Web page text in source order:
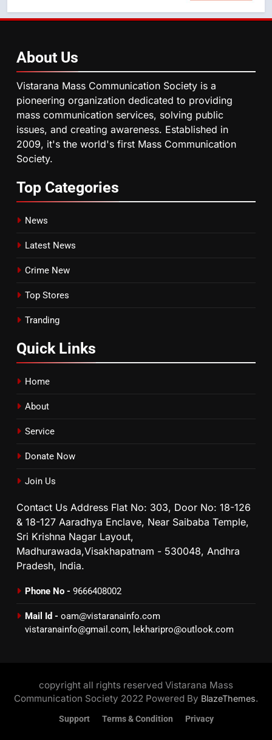
About Us
Vistarana Mass Communication Society is a
pioneering organization dedicated to providing
mass communication services, solving public
issues, and creating awareness. Established in
2009, it's the world's first Mass Communication
Society.
Top Categories
News
Latest News
Crime New
Top Stores
Tranding
Quick Links
Home
About
Service
Donate Now
Join Us
Contact Us Address Flat No: 303, Door No: 18-126
& 18-127 Aaradhya Enclave, Near Saibaba Temple,
Sri Krishna Nagar Layout,
Madhurawada,Visakhapatnam - 530048, Andhra
Pradesh, India.
Phone No - 9666408002
Mail Id - oam@vistaranainfo.com
vistaranainfo@gmail.com, lekharipro@outlook.com
copyright all rights reserved Vistarana Mass
Communication Society 2022 Powered By BlazeThemes.
Support Terms & Condition Privacy